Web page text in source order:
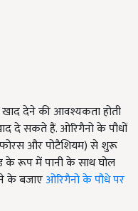
देने की आवश्यकता होती
दे सकते हैं. ओरिगैनो के पौधों
और पोटैशियम) से शुरू
रूप में पानी के साथ घोल
के बजाएओरिगैनो के पौधे पर